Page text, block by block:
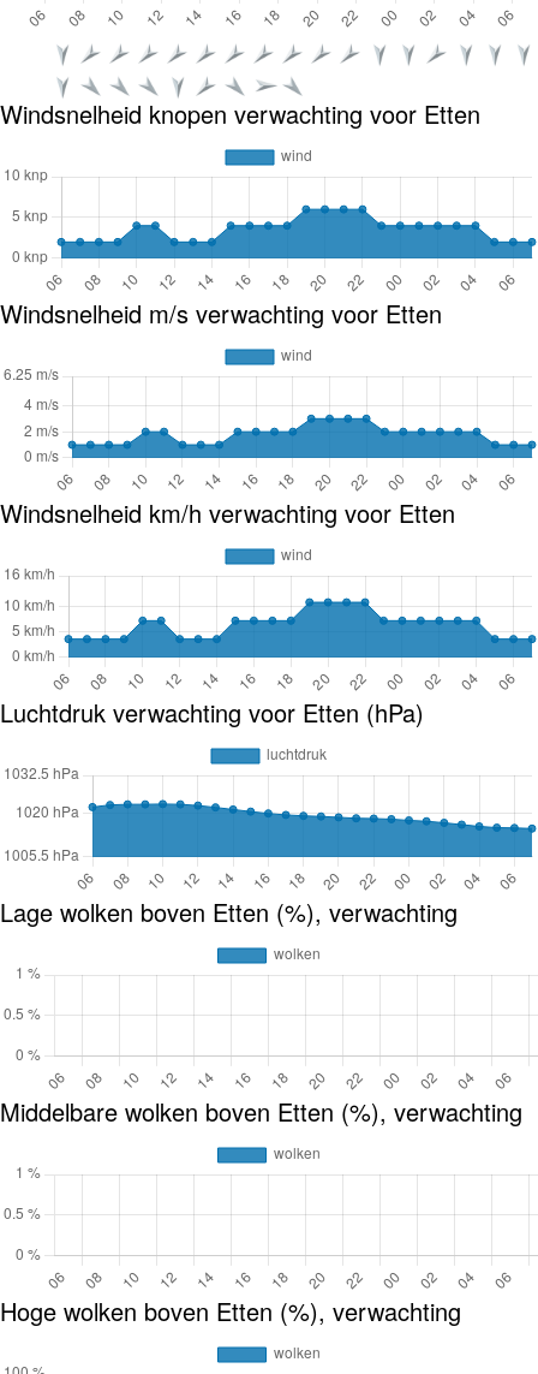
Windsnelheid knopen verwachting voor Etten
Windsnelheid m/s verwachting voor Etten
Windsnelheid km/h verwachting voor Etten
Luchtdruk verwachting voor Etten (hPa)
Lage wolken boven Etten (%), verwachting
Middelbare wolken boven Etten (%), verwachting
Hoge wolken boven Etten (%), verwachting